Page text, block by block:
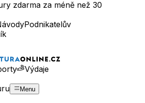
zdarma za méně než 30
Podnikatelův
Výdaje
Menu